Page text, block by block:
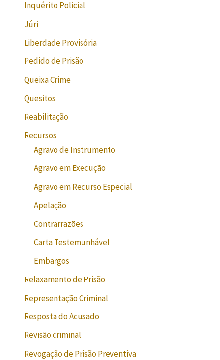
Inquérito Policial
Júri
Liberdade Provisória
Pedido de Prisão
Queixa Crime
Quesitos
Reabilitação
Recursos
Agravo de Instrumento
Agravo em Execução
Agravo em Recurso Especial
Apelação
Contrarrazões
Carta Testemunhável
Embargos
Relaxamento de Prisão
Representação Criminal
Resposta do Acusado
Revisão criminal
Revogação de Prisão Preventiva